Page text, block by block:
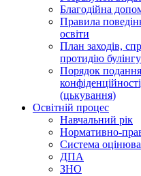
Благодійна
Правила
освіти
План заходів,
протидію
Порядок
(цькування)
Освітній процес
Навчальний рік
Нормативно-
Система
ДПА
ЗНО